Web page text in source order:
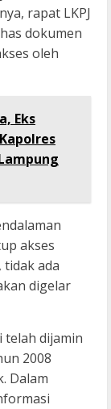
rapat LKPJ
dokumen
oleh
Eks
akses
tidak ada
digelar
telah dijamin
2008
Dalam